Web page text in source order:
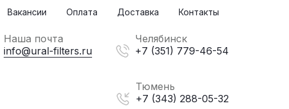
Вакансии Оплата Доставка Контакты
Наша почта
info@ural-filters.ru
Челябинск
+7 (351) 779-46-54
Тюмень
+7 (343) 288-05-32